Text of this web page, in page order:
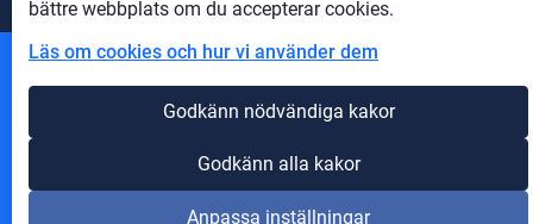
bättre webbplats om du accepterar cookies.
Läs om cookies och hur vi använder dem
Godkänn nödvändiga kakor
Godkänn alla kakor
Anpassa inställningar
Andra webbplatser
Information om cookies
Om webbplatsen